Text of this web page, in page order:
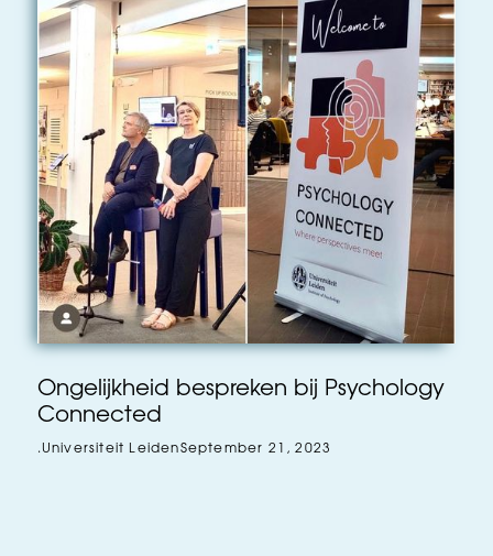
Ongelijkheid bespreken bij Psychology
Connected
. Universiteit LeidenSeptember 21, 2023